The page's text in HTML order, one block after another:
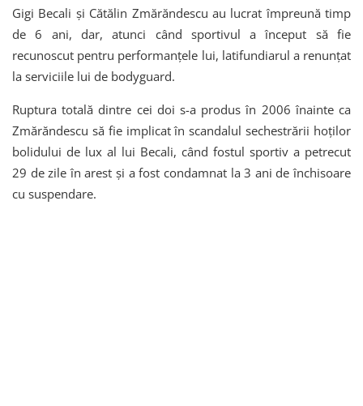
Gigi Becali și Cătălin Zmărăndescu au lucrat împreună timp
de 6 ani, dar, atunci când sportivul a început să fie
recunoscut pentru performanțele lui, latifundiarul a renunțat
la serviciile lui de bodyguard.
Ruptura totală dintre cei doi s-a produs în 2006 înainte ca
Zmărăndescu să fie implicat în scandalul sechestrării hoților
bolidului de lux al lui Becali, când fostul sportiv a petrecut
29 de zile în arest și a fost condamnat la 3 ani de închisoare
cu suspendare.